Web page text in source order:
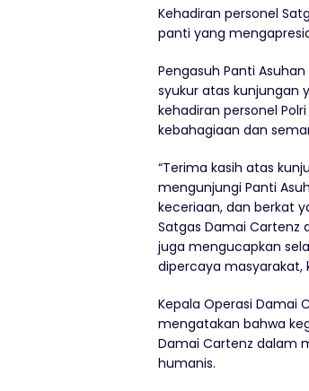
Kehadiran personel
panti yang
Pengasuh Panti
syukur atas kunjungan
kehadiran personel
kebahagiaan dan
“Terima kasih atas
mengunjungi Panti
keceriaan, dan berkat
Satgas Damai Cartenz
juga mengucapkan
dipercaya masyarakat,
Kepala Operasi Damai
mengatakan bahwa
Damai Cartenz dalam
humanis.